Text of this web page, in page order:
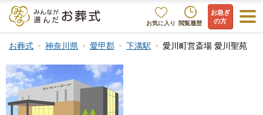
お気に入り 閲覧履歴
お急ぎ
の方
お葬式 神奈川県 愛甲郡 下溝駅 愛川町営斎場 愛川聖苑